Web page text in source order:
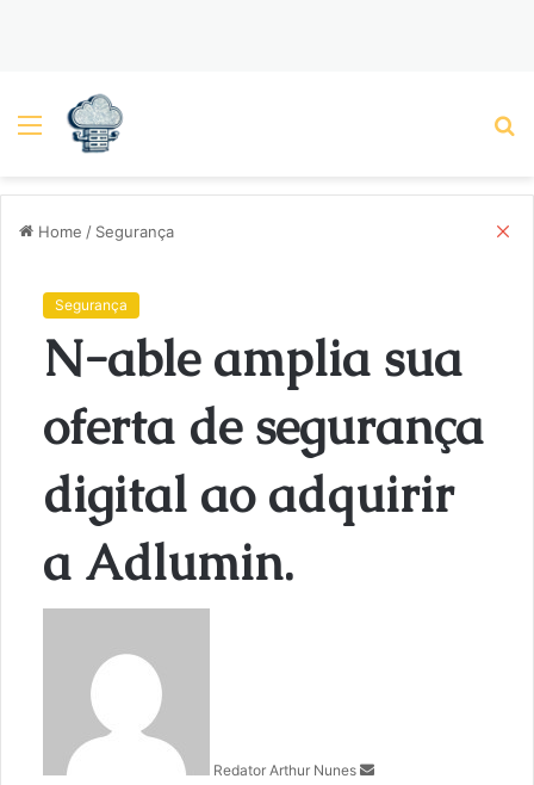
Menu
Home / Segurança
Segurança
N-able amplia sua
oferta de segurança
digital ao adquirir
a Adlumin.
Redator Arthur Nunes